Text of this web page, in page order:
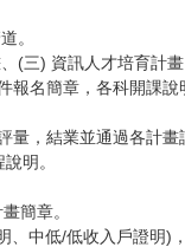
。
(三) 資訊人才培育計
名簡章，各科開課
，結業並通過各計畫
明。
簡章。
中低/低收入戶證明)